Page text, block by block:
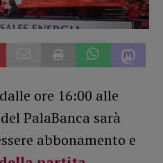
ore 16:00 alle
PalaBanca sarà
abbonamento e